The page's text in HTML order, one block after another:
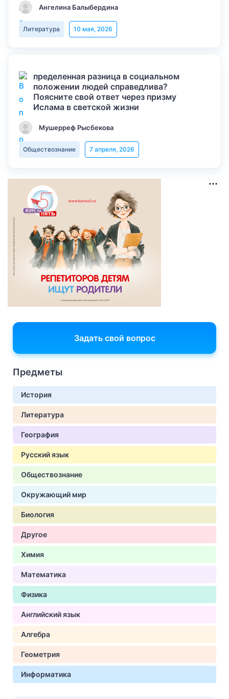
Ангелина Балыбердина
Литература 10 мая, 2026
пределенная разница в социальном
положении людей справедлива?
Поясните свой ответ через призму
Ислама в светской жизни
Мушерреф Рысбекова
Обществознание 7 апреля, 2026
Задать свой вопрос
Предметы
История
Литература
География
Русский язык
Обществознание
Окружающий мир
Биология
Другое
Химия
Математика
Физика
Английский язык
Алгебра
Геометрия
Информатика